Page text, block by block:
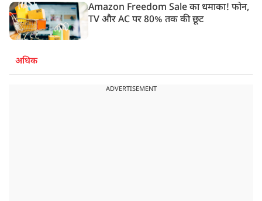
Amazon Freedom Sale का धमाका! फोन,
TV और AC पर 80% तक की छूट
अधिक
ADVERTISEMENT